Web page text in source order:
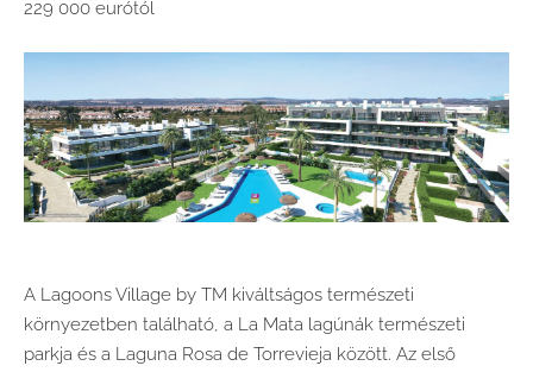
229 000 eurótól
A Lagoons Village by TM kiváltságos természeti
környezetben található, a La Mata lagúnák természeti
parkja és a Laguna Rosa de Torrevieja között. Az első